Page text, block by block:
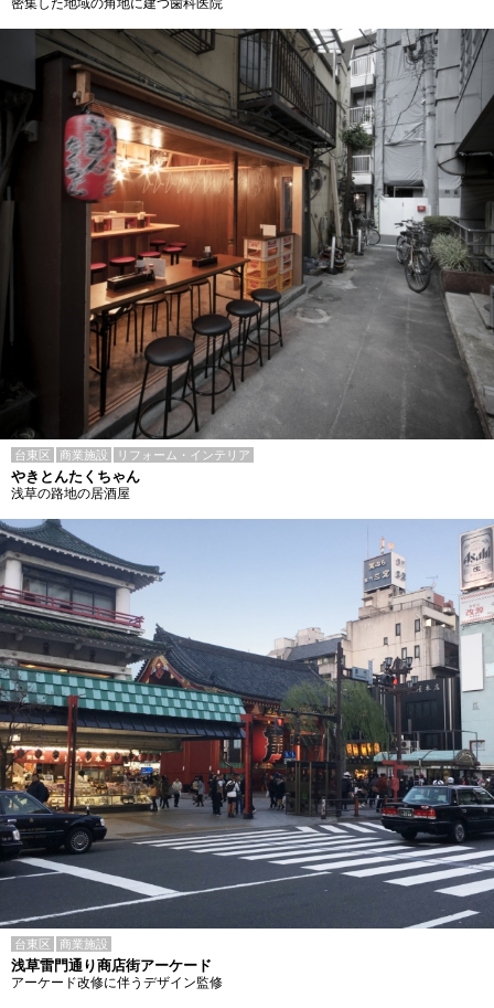
密集した地域の角地に建つ歯科医院
台東区 商業施設 リフォーム・インテリア
やきとんたくちゃん
浅草の路地の居酒屋
台東区 商業施設
浅草雷門通り商店街アーケード
アーケード改修に伴うデザイン監修